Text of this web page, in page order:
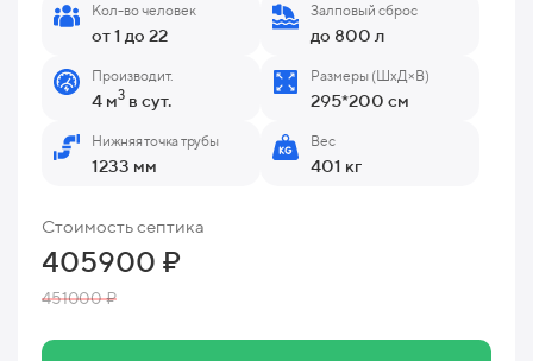
Кол-во человек
от 1 до 22
Залповый сброс
до 800 л
Производит.
4 м3 в сут.
Размеры (ШхД×В)
295*200 см
Нижняя точка трубы
1233 мм
Вес
401 кг
Стоимость септика
405900 ₽
451000 ₽